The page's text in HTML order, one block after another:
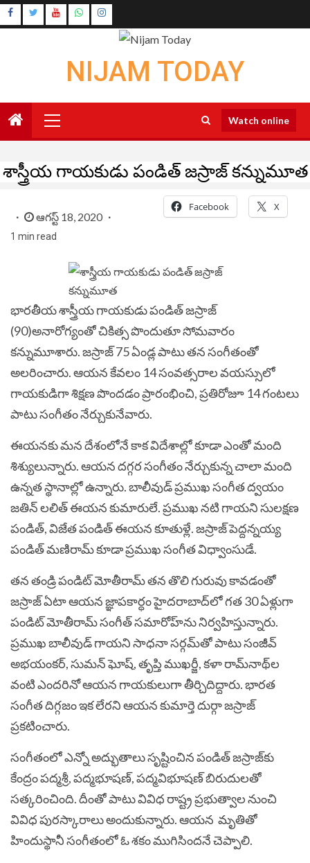
Skip
to
Instagram
NIJAM TODAY
Menu
Watch online
శాస్త్రీయ గాయకుడు పండిత్ జస్రాజ్ కన్నుమూత
ఆగస్ట్ 18, 2020
1 min read
Facebook X
భారతీయ శాస్త్రీయ గాయకుడు పండిత్ జస్రాజ్
(90)అనారోగ్యంతో చికిత్స పొందుతూ సోమవారం
కన్నుమూశారు. జస్రాజ్ 75 ఏండ్ల పాటు తన సంగీతంతో
అలరించారు. ఆయన కేవలం 14 సంవత్సరాల వయస్సులో
గాయకుడిగా శిక్షణ పొందడం ప్రారంభించి, ప్రతిరోజూ 14 గంటలు
పాటు సంగీతం నేర్చుకునేవారు.
ఈయనకు మన దేశంలోనే కాక విదేశాల్లో కూడా ఎంతో మంది
శిశ్యులున్నారు. ఆయన దగ్గర సంగీతం నేర్చుకున్న చాలా మంది
ఉన్నత స్థానాల్లో ఉన్నారు. బాలీవుడ్ ప్రముఖ సంగీత ద్వయం
జతిన్ లలిత్ ఈయన కుమారులే. ప్రముఖ నటి గాయని సులక్షణ
పండిత్, విజేత పండిత్ ఈయన కూతుళ్లే. జస్రాజ్‌ పెద్దన్నయ్య
పండిత్ మణిరామ్ కూడా ప్రముఖ సంగీత విధ్వాంసుడే.
తన తండ్రి పండిట్‌ మోతీరామ్‌ తన తొలి గురువు కావడంతో
జస్రాజ్‌ ఏటా ఆయన జ్ఞాపకార్ధం హైదరాబాద్‌లో గత 30 ఏళ్లుగా
పండిట్‌ మోతీరామ్‌ సంగీత్‌ సమారోహ్‌ను నిర్వహిస్తున్నారు.
ప్రముఖ బాలీవుడ్‌ గాయని సాధనా సర్గమ్‌తో పాటు సంజీవ్‌
అభయంకర్‌, సుమన్‌ ఘోష్‌, తృప్తి ముఖర్జీ, కళా రామ్‌నాథ్‌ల
వంటి ఎందరినో ఆయన గాయకులుగా తీర్చిదిద్దారు. భారత
సంగీత దిగ్గజం ఇక లేరని ఆయన కుమార్తె దుర్గా జస్రాజ్‌
ప్రకటించారు.
సంగీతంలో ఎన్నో అద్భుతాలు సృష్టించిన పండిత్ జస్రాజ్‌కు
కేంద్రం పద్మశ్రీ, పద్మభూషణ్, పద్మవిభూషణ్ బిరుదులతో
సత్కరించింది. దీంతో పాటు వివిధ రాష్ట్ర ప్రభుత్వాల నుంచి
వివిధ పురస్కారాలు అందుకున్నారు. ఆయన మృతితో
హిందుస్థానీ సంగీతంలో ఓ శకం ముగిసిందనే చెప్పాలి.